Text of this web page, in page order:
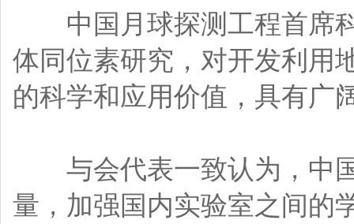
中国月球探测工程首席科
体同位素研究，对开发利用
的科学和应用价值，具有广
与会代表一致认为，中国
量，加强国内实验室之间的